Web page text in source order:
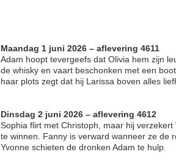
Maandag 1 juni 2026 – aflevering 4611
Adam hoopt tevergeefs dat Olivia hem zijn
de whisky en vaart beschonken met een
haar plots zegt dat hij Larissa boven alles
Dinsdag 2 juni 2026 – aflevering 4612
Sophia flirt met Christoph, maar hij
te winnen. Fanny is verward wanneer ze de
Yvonne schieten de dronken Adam te hulp.